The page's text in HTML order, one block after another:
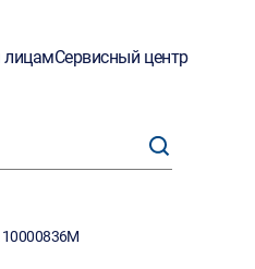
Сервисный центр